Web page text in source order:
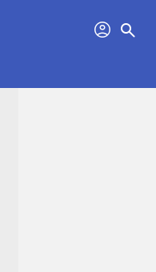
profil search